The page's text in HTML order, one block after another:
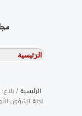
الرئيسية/
لجنة الشؤون